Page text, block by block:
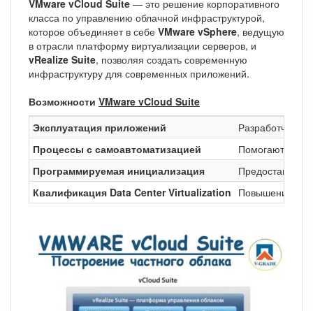
VMware vCloud Suite — это решение корпоративного
класса по управлению облачной инфраструктурой,
которое объединяет в себе VMware vSphere, ведущую
в отрасли платформу виртуализации серверов, и
vRealize Suite, позволяя создать современную
инфраструктуру для современных приложений.
Возможности VMware vCloud Suite
Эксплуатация приложений
Разработчики
Процессы с самоавтоматизацией
Помогают IT-
Программируемая инициализация
Квалификация Data Center Virtualization Повышение